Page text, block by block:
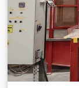
repuesto. Se
instalaciones.